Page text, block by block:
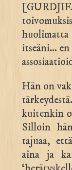
itseäni…
Hän on
kuitenkin
Silloin
tajuaa,
aina ja